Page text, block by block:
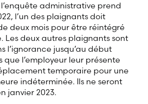
administrative prend
l’un des plaignants doit
deux mois pour être réintégré
Les deux autres plaignants sont
l’ignorance jusqu’au début
que l’employeur leur présente
temporaire pour une
indéterminée. Ils ne seront
janvier 2023.